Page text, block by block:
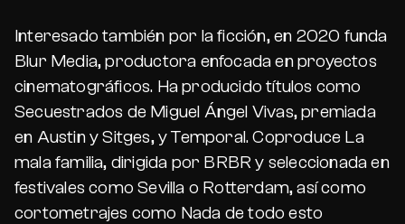
Interesado también por la ficción, en 2020 funda
Blur Media, productora enfocada en proyectos
cinematográficos. Ha producido títulos como
Secuestrados de Miguel Ángel Vivas, premiada
en Austin y Sitges, y Temporal. Coproduce La
mala familia, dirigida por BRBR y seleccionada en
festivales como Sevilla o Rotterdam, así como
cortometrajes como Nada de todo esto